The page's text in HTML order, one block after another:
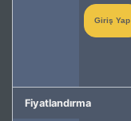
Giriş Yap
Fiyatlandırma